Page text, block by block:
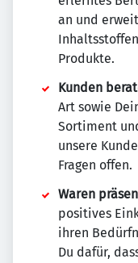
an und
Produkte.
Kunden
Art sowie
Sortiment
unsere
Fragen offen.
Waren
positives
ihren
Du dafür,